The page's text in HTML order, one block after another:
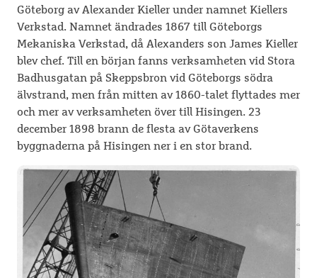
Göteborg av Alexander Kieller under namnet Kiellers
Verkstad. Namnet ändrades 1867 till Göteborgs
Mekaniska Verkstad, då Alexanders son James Kieller
blev chef. Till en början fanns verksamheten vid Stora
Badhusgatan på Skeppsbron vid Göteborgs södra
älvstrand, men från mitten av 1860-talet flyttades mer
och mer av verksamheten över till Hisingen. 23
december 1898 brann de flesta av Götaverkens
byggnaderna på Hisingen ner i en stor brand.